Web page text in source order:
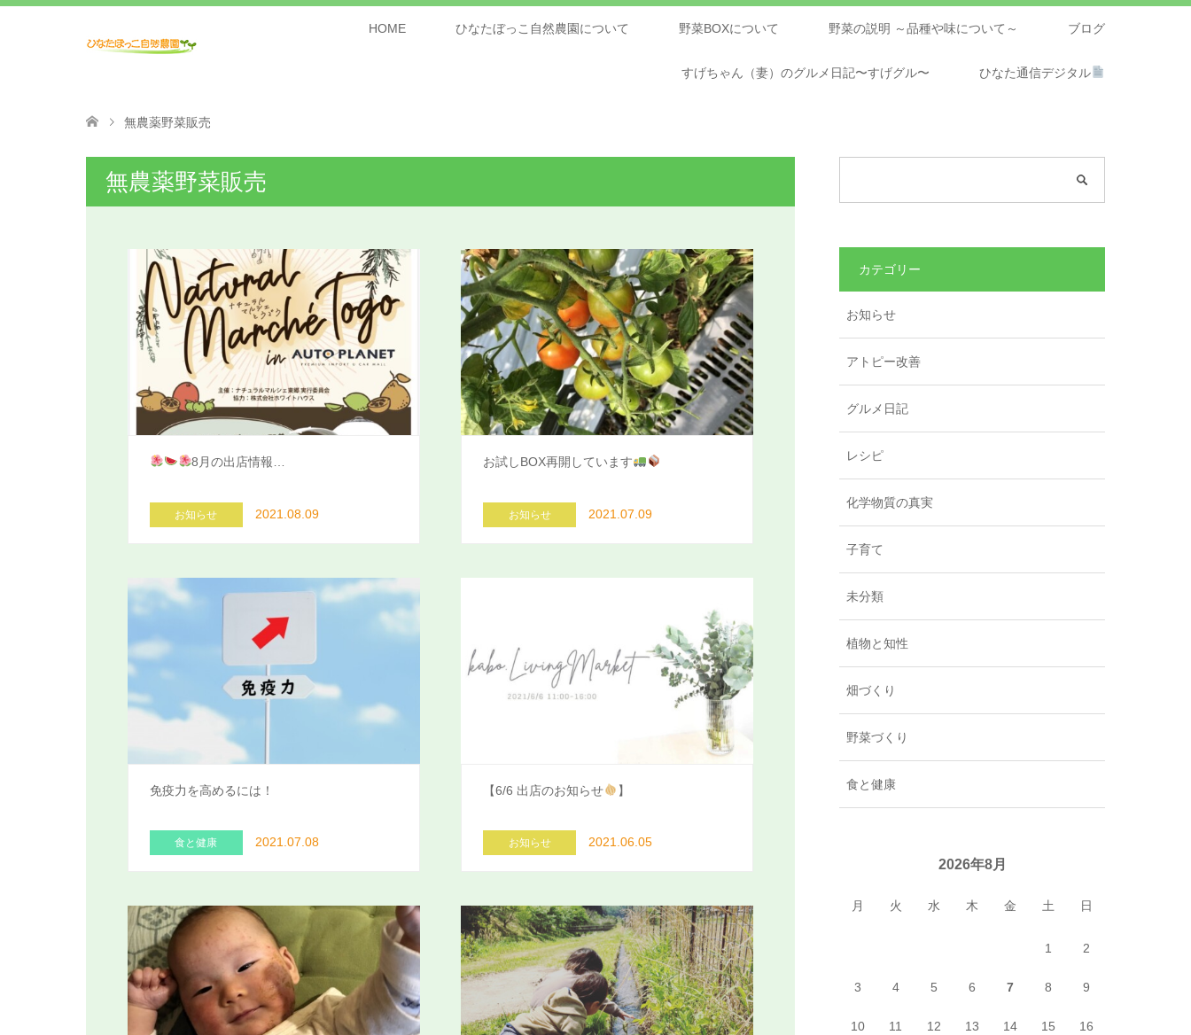
HOME ひなたぼっこ自然農園について 野菜BOXについて 野菜の説明 ～品種や味について～ ブログ
すげちゃん（妻）のグルメ日記〜すげグル〜 ひなた通信デジタル
無農薬野菜販売
無農薬野菜販売
8月の出店情報…
お知らせ 2021.08.09
お試しBOX再開しています
お知らせ 2021.07.09
免疫力を高めるには！
食と健康 2021.07.08
【6/6 出店のお知らせ 】
お知らせ 2021.06.05
カテゴリー
お知らせ
アトピー改善
グルメ日記
レシピ
化学物質の真実
子育て
未分類
植物と知性
畑づくり
野菜づくり
食と健康
2026年8月
月 火 水 木 金 土 日
1 2
3 4 5 6 7 8 9
10 11 12 13 14 15 16